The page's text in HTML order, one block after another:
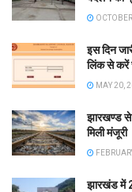
इस दिन
लिंक से
MAY 20,
झारखण्ड से
मिली मंजूरी
झारखंड में